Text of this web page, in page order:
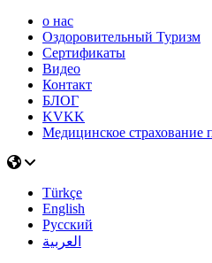
о нас
Оздоровительный Туризм
Сертификаты
Видео
Контакт
БЛОГ
KVKK
Медицинское страхование
Türkçe
English
Русский
العربية